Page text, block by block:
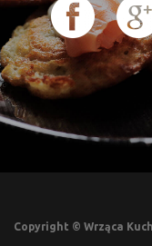
Copyright © Wrząca